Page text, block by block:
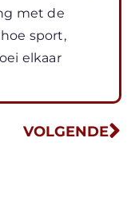
met de
sport,
elkaar
VOLGENDE